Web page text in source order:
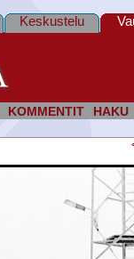
KOMMENTIT HAKU
Keskustelu